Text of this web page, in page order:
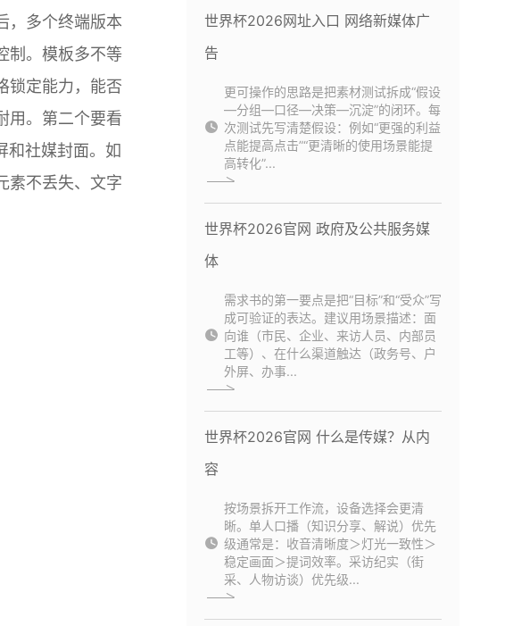
，多个终端版本
制。模板多不等
锁定能力，能否
用。第二个要看
和社媒封面。如
素不丢失、文字
世界杯2026网址入口 网络新媒体广
告
更可操作的思路是把素材测试拆成“假设
—分组—口径—决策—沉淀”的闭环。每
次测试先写清楚假设：例如“更强的利益
点能提高点击”“更清晰的使用场景能提
高转化”...
世界杯2026官网 政府及公共服务媒
体
需求书的第一要点是把“目标”和“受众”写
成可验证的表达。建议用场景描述：面
向谁（市民、企业、来访人员、内部员
工等）、在什么渠道触达（政务号、户
外屏、办事...
世界杯2026官网 什么是传媒？从内
容
按场景拆开工作流，设备选择会更清
晰。单人口播（知识分享、解说）优先
级通常是：收音清晰度＞灯光一致性＞
稳定画面＞提词效率。采访纪实（街
采、人物访谈）优先级...